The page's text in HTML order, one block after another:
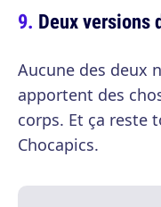
Deux versions
Aucune des deux
apportent des
corps. Et ça reste
Chocapics.